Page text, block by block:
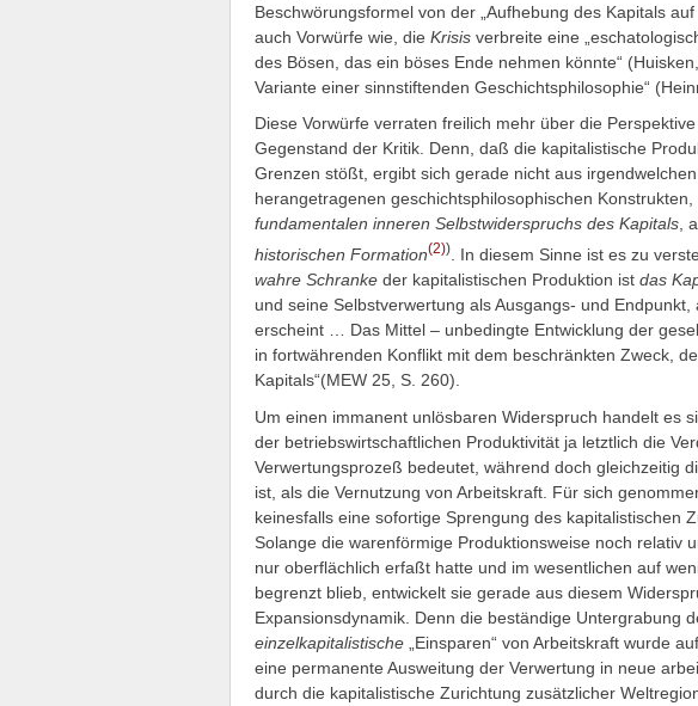
Beschwörungsformel von der „Aufhebung des Kapitals
auch Vorwürfe wie, die Krisis verbreite eine
des Bösen, das ein böses Ende nehmen könnte“
Variante einer sinnstiftenden Geschichtsphilosophie“
Diese Vorwürfe verraten freilich mehr über die
Gegenstand der Kritik. Denn, daß die kapitalistische
Grenzen stößt, ergibt sich gerade nicht aus
herangetragenen geschichtsphilosophischen
fundamentalen inneren Selbstwiderspruchs des Kapitals,
historischen Formation(2))
In diesem Sinne ist es zu
wahre Schranke der kapitalistischen Produktion ist das
und seine Selbstverwertung als Ausgangs- und
erscheint … Das Mittel – unbedingte Entwicklung der
in fortwährenden Konflikt mit dem beschränkten Zweck,
Kapitals“(MEW 25, S. 260).
Um einen immanent unlösbaren Widerspruch handelt es
der betriebswirtschaftlichen Produktivität ja letztlich die
Verwertungsprozeß bedeutet, während doch gleichzeitig
ist, als die Vernutzung von Arbeitskraft. Für sich
keinesfalls eine sofortige Sprengung des kapitalistischen
Solange die warenförmige Produktionsweise noch relativ
nur oberflächlich erfaßt hatte und im wesentlichen auf
begrenzt blieb, entwickelt sie gerade aus diesem
Expansionsdynamik. Denn die beständige Untergrabung
einzelkapitalistische „Einsparen“ von Arbeitskraft wurde auf
eine permanente Ausweitung der Verwertung in neue
durch die kapitalistische Zurichtung zusätzlicher